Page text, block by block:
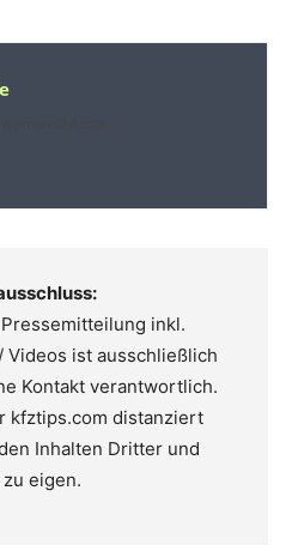
inkl.
ist ausschließlich
Kontakt verantwortlich.
kfztips.com distanziert
Inhalten Dritter und
eigen.